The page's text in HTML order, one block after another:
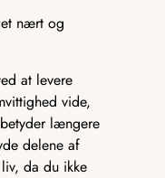
nært og
at levere
vide,
længere
delene af
da du ikke